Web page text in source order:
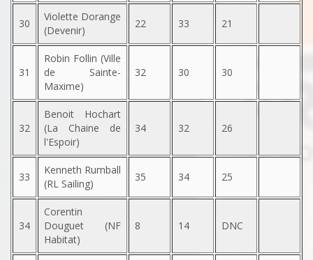
30
Violette Dorange
(Devenir)
22 33 21
31
Robin Follin (Ville
de Sainte-
Maxime)
32 30 30
32
Benoit Hochart
(La Chaine de
l'Espoir)
34 32 26
33
Kenneth Rumball
(RL Sailing)
35 34 25
34
Corentin
Douguet (NF
Habitat)
8 14 DNC